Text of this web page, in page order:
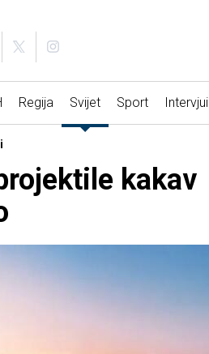
Regija Svijet Sport Intervjui
kakav